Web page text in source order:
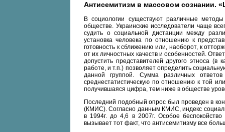
Антисемитизм в массовом сознании.
В социологии существуют различные
обществе. Украинские исследователи чаще
судить о социальной дистанции между
установка человека по отношению к
готовность к сближению или, наоборот, к
от их личностных качеств и особенностей.
допустить представителей другого этноса (в
работе, и т.п.) позволяет определить
данной группой. Сумма различных
среднестатистическую по отношению к той
получившаяся цифра, тем ниже в обществе
Последний подобный опрос был проведен в
(КМИС). Согласно данным КМИС, индекс
в 1994г. до 4,6 в 2007г. Особое
вызывает тот факт, что антисемитизму все